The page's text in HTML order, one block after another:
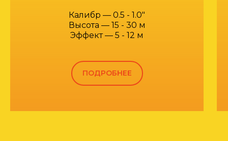
Калибр — 0.5 - 1.0"
Высота — 15 - 30 м
Эффект — 5 - 12 м
ПОДРОБНЕЕ